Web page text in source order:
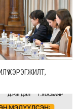
ХЭРЭГЖИЛТ,